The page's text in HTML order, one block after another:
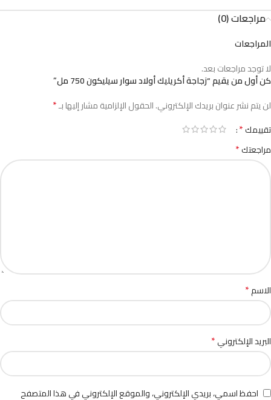
مراجعات (0)
المراجعات
لا توجد مراجعات بعد.
كن أول من يقيم “زجاجة أكريليك أولاد سوار سيليكون 750 مل”
لن يتم نشر عنوان بريدك الإلكتروني.الحقول الإلزامية مشار إليها بـ*
تقييمك*
مراجعتك*
الاسم*
البريد الإلكتروني*
احفظ اسمي، بريدي الإلكتروني، والموقع الإلكتروني في هذا المتصفح